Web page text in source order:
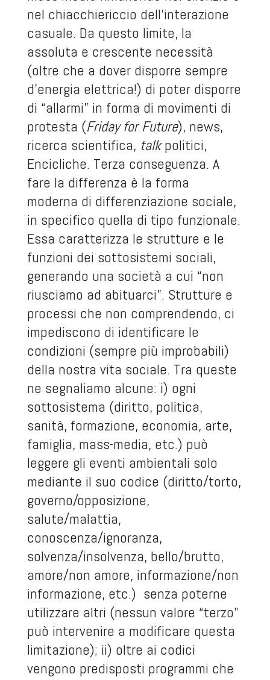
nel chiacchiericcio dell’interazione
casuale. Da questo limite, la
assoluta e crescente necessità
(oltre che a dover disporre sempre
d’energia elettrica!) di poter disporre
di “allarmi” in forma di movimenti di
protesta (Friday for Future), news,
ricerca scientifica, talkpolitici,
Encicliche. Terza conseguenza. A
fare la differenza è la forma
moderna di differenziazione sociale,
in specifico quella di tipo funzionale.
Essa caratterizza le strutture e le
funzioni dei sottosistemi sociali,
generando una società a cui “non
riusciamo ad abituarci”. Strutture e
processi che non comprendendo, ci
impediscono di identificare le
condizioni (sempre più improbabili)
della nostra vita sociale. Tra queste
ne segnaliamo alcune: i) ogni
sottosistema (diritto, politica,
sanità, formazione, economia, arte,
famiglia, mass-media, etc.) può
leggere gli eventi ambientali solo
mediante il suo codice (diritto/torto,
governo/opposizione,
salute/malattia,
conoscenza/ignoranza,
solvenza/insolvenza, bello/brutto,
amore/non amore, informazione/non
informazione, etc.) senza poterne
utilizzare altri (nessun valore “terzo”
può intervenire a modificare questa
limitazione); ii) oltre ai codici
vengono predisposti programmi che